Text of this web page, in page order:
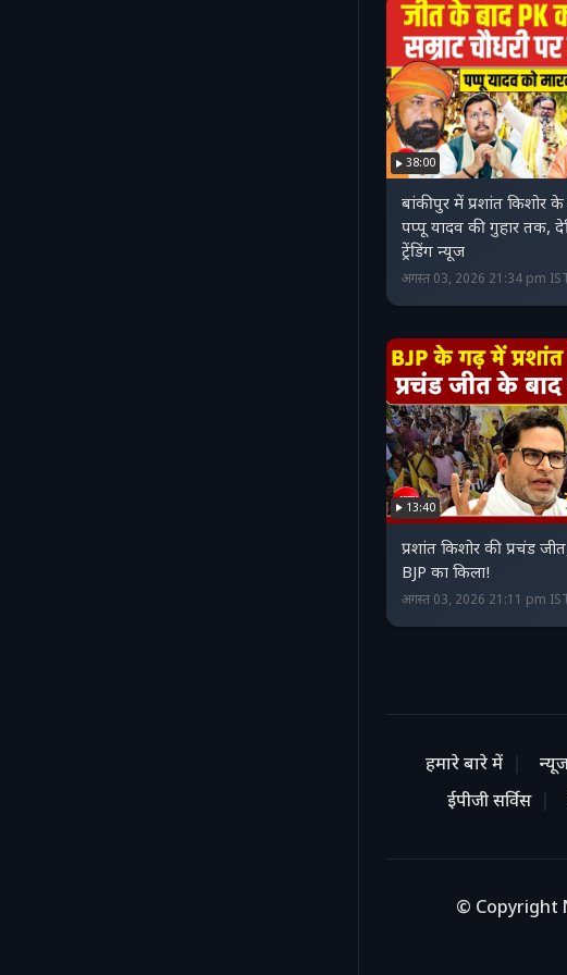
38:00
बांकीपुर में प्रशांत किशोर
पप्‍पू यादव की गुहार तक,
ट्रेंडिंग न्‍यूज
अगस्त 03, 2026 21:34 pm
13:40
प्रशांत किशोर की प्रचंड
BJP का किला!
अगस्त 03, 2026 21:11 pm
हमारे बारे में
ईपीजी सर्विस
© Copyright